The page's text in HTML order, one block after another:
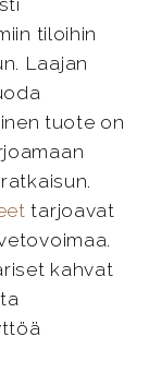
tiloihin
Laajan
tuote on
tarjoavat
kahvat